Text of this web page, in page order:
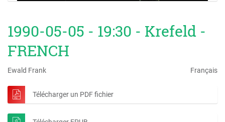
1990-05-05 - 19:30 - Krefeld -
FRENCH
Ewald Frank Français
Télécharger un PDF fichier